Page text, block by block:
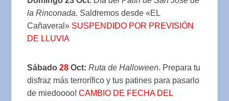
la Rinconada. Saldremos desde «EL
Cañaveral» SUSPENDIDO POR PREVISIÓN
DE LLUVIA
Sábado28 Oct: Ruta de Halloween. Prepara tu
disfraz más terrorífico y tus patines para pasarlo
de miedoooo!CAMBIO DE FECHA DEL